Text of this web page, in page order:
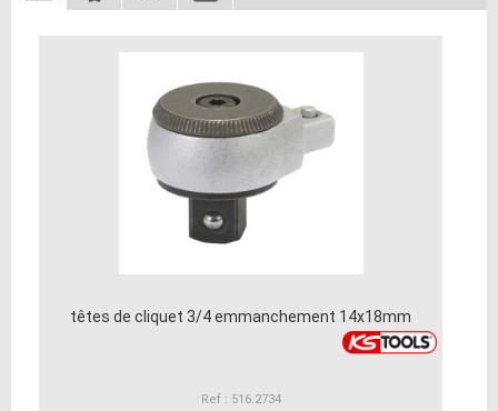
têtes de cliquet 3/4 emmanchement 14x18mm
Ref : 516.2734